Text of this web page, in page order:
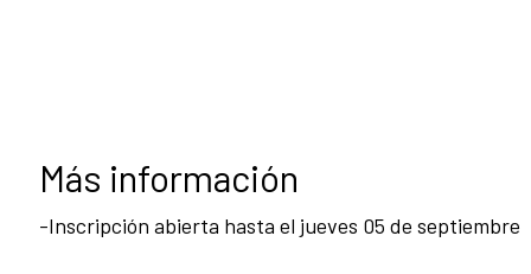
Más información
-Inscripción abierta hasta el jueves 05 de septiembre